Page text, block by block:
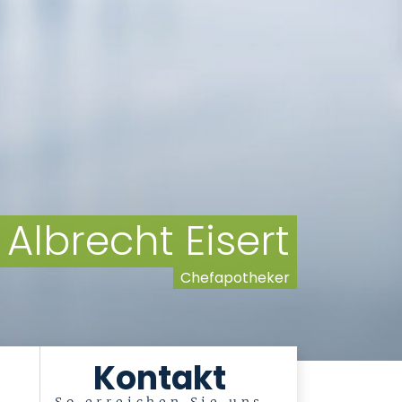
Eisert
Chefapotheker
Kontakt